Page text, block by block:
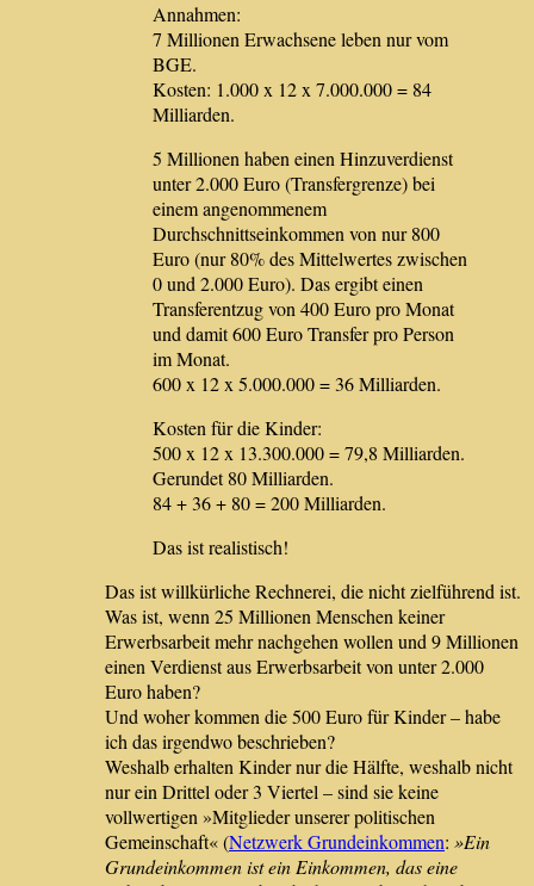
Annahmen:
7 Millionen Erwachsene leben nur vom
BGE.
Kosten: 1.000 x 12 x 7.000.000 = 84
Milliarden.
5 Millionen haben einen Hinzuverdienst
unter 2.000 Euro (Transfergrenze) bei
einem angenommenem
Durchschnittseinkommen von nur 800
Euro (nur 80% des Mittelwertes zwischen
0 und 2.000 Euro). Das ergibt einen
Transferentzug von 400 Euro pro Monat
und damit 600 Euro Transfer pro Person
im Monat.
600 x 12 x 5.000.000 = 36 Milliarden.
Kosten für die Kinder:
500 x 12 x 13.300.000 = 79,8 Milliarden.
Gerundet 80 Milliarden.
84 + 36 + 80 = 200 Milliarden.
Das ist realistisch!
Das ist willkürliche Rechnerei, die nicht zielführend ist.
Was ist, wenn 25 Millionen Menschen keiner
Erwerbsarbeit mehr nachgehen wollen und 9 Millionen
einen Verdienst aus Erwerbsarbeit von unter 2.000
Euro haben?
Und woher kommen die 500 Euro für Kinder – habe
ich das irgendwo beschrieben?
Weshalb erhalten Kinder nur die Hälfte, weshalb nicht
nur ein Drittel oder 3 Viertel – sind sie keine
vollwertigen »Mitglieder unserer politischen
Gemeinschaft« (Netzwerk Grundeinkommen: »Ein
Grundeinkommen ist ein Einkommen, das eine